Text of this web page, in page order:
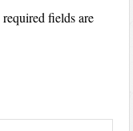
required fields are